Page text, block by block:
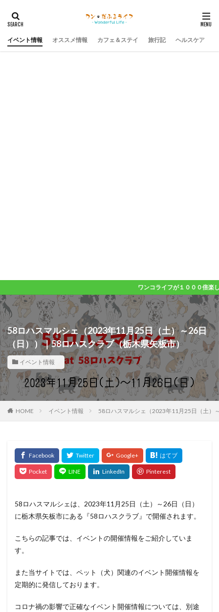
イベント情報 オススメ情報 カフェ＆ステイ 旅行記 ヘルスケア
ワンコライフが１０００倍楽しくなるメディ
58ロハスマルシェ（2023年11月25日（土）～26日
（日））｜58ロハスクラブ（栃木県矢板市）
イベント情報
HOME イベント情報 58ロハスマルシェ（2023年11月25日（土）
58ロハスマルシェは、2023年11月25日（土）～26日（日）
に栃木県矢板市にある『58ロハスクラブ』で開催されます。
こちらの記事では、イベントの開催情報をご紹介していま
す。
また当サイトでは、ペット（犬）関連のイベント開催情報を
定期的に発信しております。
コロナ禍の影響で正確なイベント開催情報については、別途